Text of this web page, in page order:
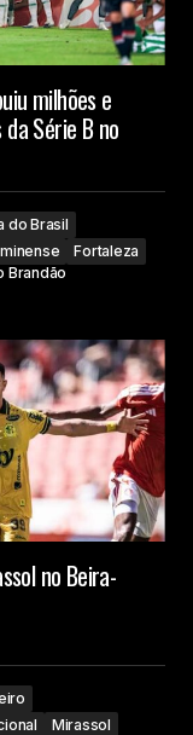
milhões e
Série B no
do Brasil
Fortaleza
Brandão
no Beira-
Mirassol